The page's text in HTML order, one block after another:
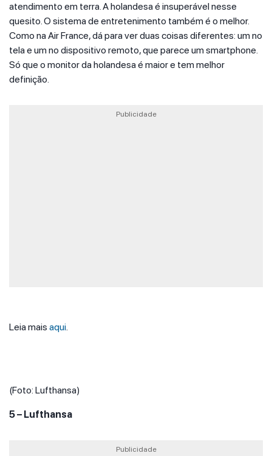
atendimento em terra. A holandesa é insuperável nesse
quesito. O sistema de entretenimento também é o melhor.
Como na Air France, dá para ver duas coisas diferentes: um no
tela e um no dispositivo remoto, que parece um smartphone.
Só que o monitor da holandesa é maior e tem melhor
definição.
Publicidade
Leia mais aqui.
(Foto: Lufthansa)
5 – Lufthansa
Publicidade